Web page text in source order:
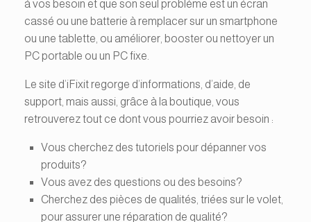
à vos besoin et que son seul problème est un écran
cassé ou une batterie à remplacer sur un smartphone
ou une tablette, ou améliorer, booster ou nettoyer un
PC portable ou un PC fixe.
Le site d’iFixit regorge d’informations, d’aide, de
support, mais aussi, grâce à la boutique, vous
retrouverez tout ce dont vous pourriez avoir besoin :
Vous cherchez des tutoriels pour dépanner vos
produits?
Vous avez des questions ou des besoins?
Cherchez des pièces de qualités, triées sur le volet,
pour assurer une réparation de qualité?